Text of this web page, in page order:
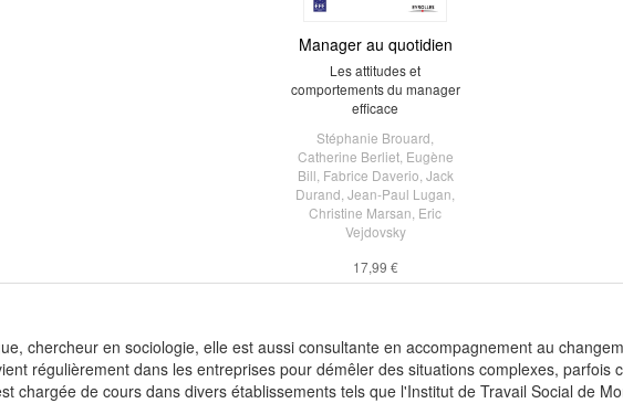
Manager au quotidien
Les attitudes et
comportements du manager
efficace
Stéphanie Brouard
Catherine Berliet, Eugène
Bill Fabrice Daverio Jack
Durand Jean-Paul Lugan
Christine Marsan Eric
Vejdovsky
17,99 €
chercheur en sociologie, elle est aussi consultante en accompagnement au
régulièrement dans les entreprises pour démêler des situations complexes, parfois
chargée de cours dans divers établissements tels que l'Institut de Travail Social de